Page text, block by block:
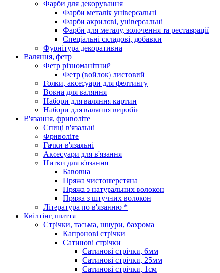
Фарби для декорування
Фарби металік універсальні
Фарби акрилові, універсальні
Фарби для металу, золочення та реставрації
Спеціальні складові, добавки
Фурнітура декоративна
Валяння, фетр
Фетр різноманітний
Фетр (войлок) листовий
Голки, аксесуари для фелтингу
Вовна для валяння
Набори для валяння картин
Набори для валяння виробів
В'язання, фриволіте
Спиці в'язальні
Фриволіте
Гачки в'язальні
Аксесуари для в'язання
Нитки для в'язання
Бавовна
Пряжа чистошерстяна
Пряжа з натуральних волокон
Пряжа з штучних волокон
Література по в'язанню *
Квілтінг, шиття
Стрічки, тасьма, шнури, бахрома
Капронові стрічки
Сатинові стрічки
Сатинові стрічки, 6мм
Сатинові стрічки, 25мм
Сатинові стрічки, 1см